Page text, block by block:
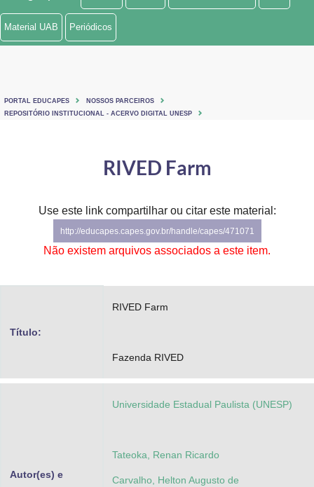
Ministério de Minas e Energia
Ministério do Turismo
Advocacia-Geral da União
Material UAB Periódicos
PORTAL EDUCAPES
NOSSOS PARCEIROS
REPOSITÓRIO INSTITUCIONAL - ACERVO DIGITAL UNESP
RIVED Farm
Use este link compartilhar ou citar este material:
http://educapes.capes.gov.br/handle/capes/471071
Não existem arquivos associados a este item.
Título:
RIVED Farm
Fazenda RIVED
Autor(es) e
Universidade Estadual Paulista (UNESP)
Tateoka, Renan Ricardo
Carvalho, Helton Augusto de